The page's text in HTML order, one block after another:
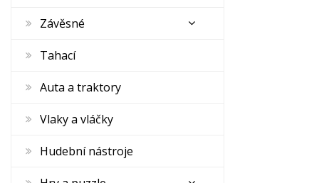
Závěsné
Tahací
Auta a traktory
Vlaky a vláčky
Hudební nástroje